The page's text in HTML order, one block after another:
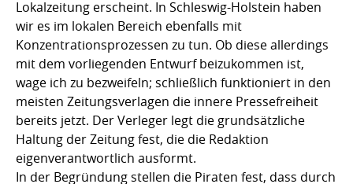
Lokalzeitung erscheint. In Schleswig-Holstein haben
wir es im lokalen Bereich ebenfalls mit
Konzentrationsprozessen zu tun. Ob diese allerdings
mit dem vorliegenden Entwurf beizukommen ist,
wage ich zu bezweifeln; schließlich funktioniert in den
meisten Zeitungsverlagen die innere Pressefreiheit
bereits jetzt. Der Verleger legt die grundsätzliche
Haltung der Zeitung fest, die die Redaktion
eigenverantwortlich ausformt.
In der Begründung stellen die Piraten fest, dass durch